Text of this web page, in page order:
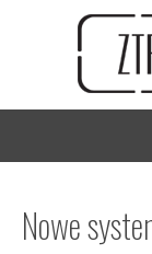
Nowe